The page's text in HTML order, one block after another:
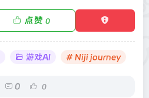
点赞 0
游戏AI # Niji journey
0 0